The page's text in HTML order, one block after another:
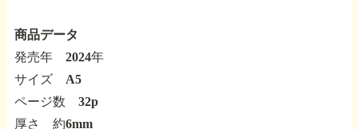
商品データ
発売年 2024年
サイズ A5
ページ数 32p
厚さ 約6mm